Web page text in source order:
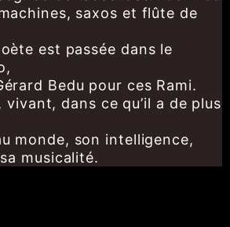
saxos et flûte de
est passée dans le
Bedu pour ces Rami.
vivant, dans ce qu’il a de plus
monde, son intelligence,
musicalité.